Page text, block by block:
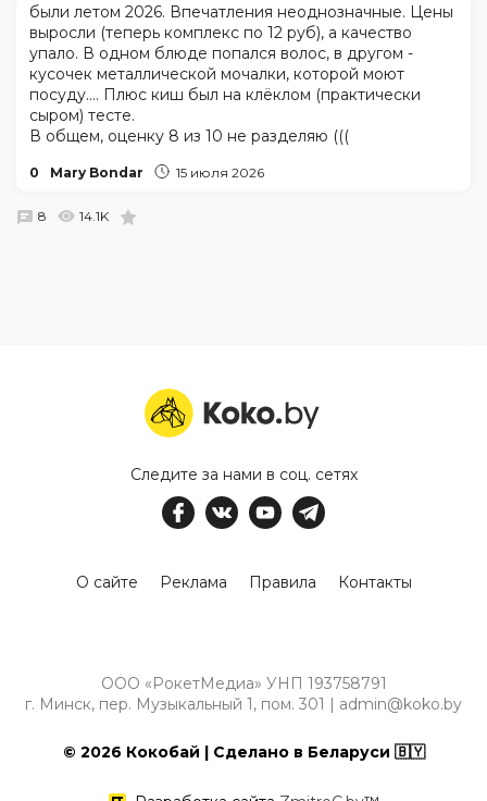
были летом 2026. Впечатления неоднозначные. Цены
выросли (теперь комплекс по 12 руб), а качество
упало. В одном блюде попался волос, в другом -
кусочек металлической мочалки, которой моют
посуду.... Плюс киш был на клёклом (практически
сыром) тесте.
В общем, оценку 8 из 10 не разделяю (((
0 Mary Bondar 15 июля 2026
8 14.1K
Следите за нами в соц. сетях
О сайте Реклама Правила Контакты
ООО «РокетМедиа» УНП 193758791
г. Минск, пер. Музыкальный 1, пом. 301 | admin@koko.by
© 2026 Кокобай | Сделано в Беларуси 🇧🇾